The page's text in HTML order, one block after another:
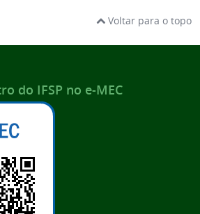
Voltar para o topo
do IFSP no e-MEC